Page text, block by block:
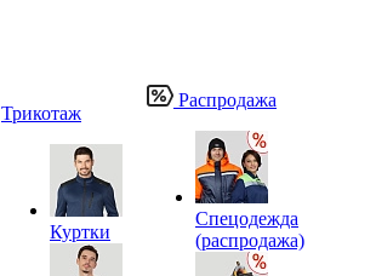
Трикотаж
Куртки
Распродажа
Спецодежда
(распродажа)